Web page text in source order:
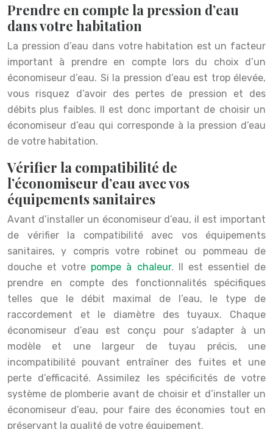
Prendre en compte la pression d’eau
dans votre habitation
La pression d’eau dans votre habitation est un facteur
important à prendre en compte lors du choix d’un
économiseur d’eau. Si la pression d’eau est trop élevée,
vous risquez d’avoir des pertes de pression et des
débits plus faibles. Il est donc important de choisir un
économiseur d’eau qui corresponde à la pression d’eau
de votre habitation.
Vérifier la compatibilité de
l’économiseur d’eau avec vos
équipements sanitaires
Avant d’installer un économiseur d’eau, il est important
de vérifier la compatibilité avec vos équipements
sanitaires, y compris votre robinet ou pommeau de
douche et votre pompe à chaleur. Il est essentiel de
prendre en compte des fonctionnalités spécifiques
telles que le débit maximal de l’eau, le type de
raccordement et le diamètre des tuyaux. Chaque
économiseur d’eau est conçu pour s’adapter à un
modèle et une largeur de tuyau précis, une
incompatibilité pouvant entraîner des fuites et une
perte d’efficacité. Assimilez les spécificités de votre
système de plomberie avant de choisir et d’installer un
économiseur d’eau, pour faire des économies tout en
préservant la qualité de votre équipement.